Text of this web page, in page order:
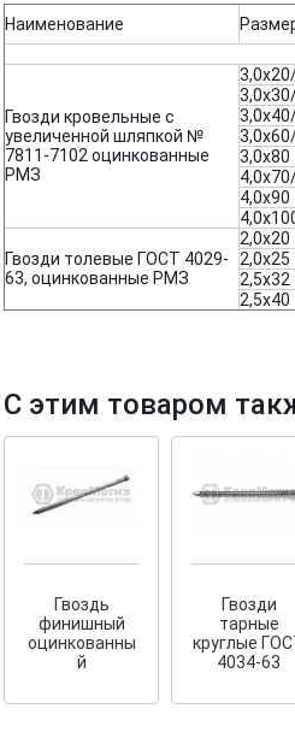
Саморезы кровельные HKR-R
HARPOON EURO
Ликвидация складских
Наименование
Гвозди кровельные с
увеличенной шляпкой №
7811-7102 оцинкованные
РМЗ
3,0х80
4,0х90
Гвозди толевые ГОСТ 4029-
63, оцинкованные РМЗ
2,0х20
2,0х25
2,5х32
2,5х40
С этим товаром
Гвоздь
финишный
оцинкованны
й
Гвозди
тарные
круглые
4034-63